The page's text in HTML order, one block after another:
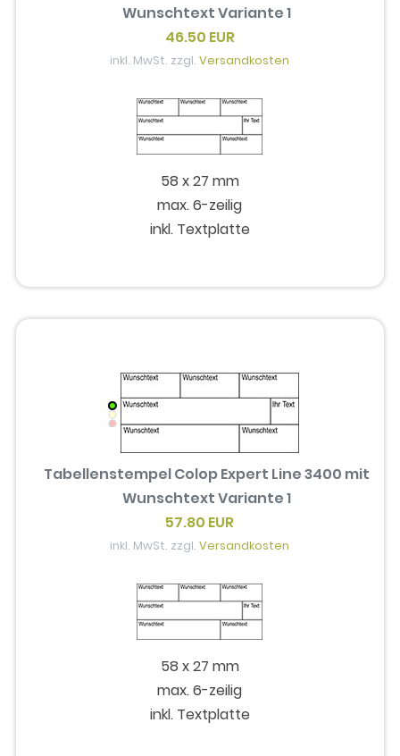
Wunschtext Variante 1
46.50 EUR
inkl. MwSt. zzgl.Versandkosten
58 x 27 mm
max. 6-zeilig
inkl. Textplatte
Tabellenstempel Colop Expert Line 3400 mit
Wunschtext Variante 1
57.80 EUR
inkl. MwSt. zzgl.Versandkosten
58 x 27 mm
max. 6-zeilig
inkl. Textplatte